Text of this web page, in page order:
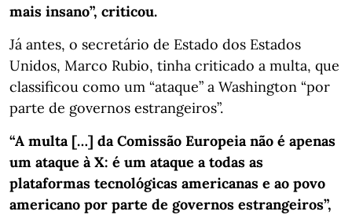
mais insano”, criticou.
Já antes, o secretário de Estado dos Estados
Unidos, Marco Rubio, tinha criticado a multa, que
classificou como um “ataque” a Washington “por
parte de governos estrangeiros”.
“A multa […] da Comissão Europeia não é apenas
um ataque à X: é um ataque a todas as
plataformas tecnológicas americanas e ao povo
americano por parte de governos estrangeiros”,